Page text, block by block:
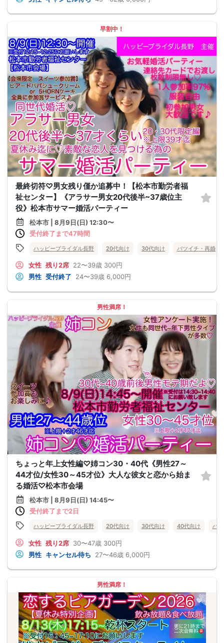
早割中！
最終切符♡男女残り僅か追募中！【松本市勤労者福
祉センター】《アラサー男女20代後半~37歳位主
役》松本市サマー婚活パーティー
松本市 | 8月9日(日) 12:30〜
受付終了まで47時間
ハッピーブライダル長野 20代向け 30代向け バツイチ・再婚
女性 残り2席 22〜39歳 300円
男性 受付終了 24〜39歳 6,000円
男性満席！
ちょっと年上女性編♡姉コン30・40代《男性27～
44才位/女性30～45才位》大人な彼女と恋から始ま
る婚活♡松本市会場
松本市 | 8月9日(日) 14:45〜
受付終了まで2日
ハッピーブライダル長野 20代向け 30代向け 40代向け バ
女性 残り2席 30〜47歳 300円
男性 キャンセル待ち 27〜46歳 6,000円
男性満席！